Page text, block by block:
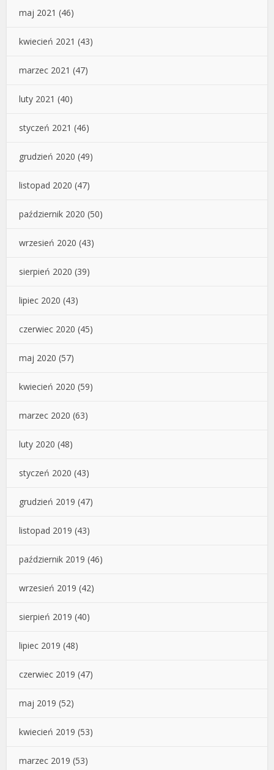
maj 2021 (46)
kwiecień 2021 (43)
marzec 2021 (47)
luty 2021 (40)
styczeń 2021 (46)
grudzień 2020 (49)
listopad 2020 (47)
październik 2020 (50)
wrzesień 2020 (43)
sierpień 2020 (39)
lipiec 2020 (43)
czerwiec 2020 (45)
maj 2020 (57)
kwiecień 2020 (59)
marzec 2020 (63)
luty 2020 (48)
styczeń 2020 (43)
grudzień 2019 (47)
listopad 2019 (43)
październik 2019 (46)
wrzesień 2019 (42)
sierpień 2019 (40)
lipiec 2019 (48)
czerwiec 2019 (47)
maj 2019 (52)
kwiecień 2019 (53)
marzec 2019 (53)